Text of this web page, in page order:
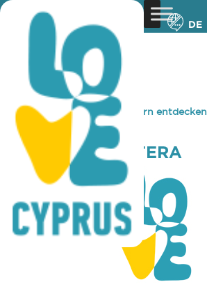
DE
You are here: Home »Zypern entdecken
PIZZA HUT DEFTERA
PIZZA HUT DEFTERA